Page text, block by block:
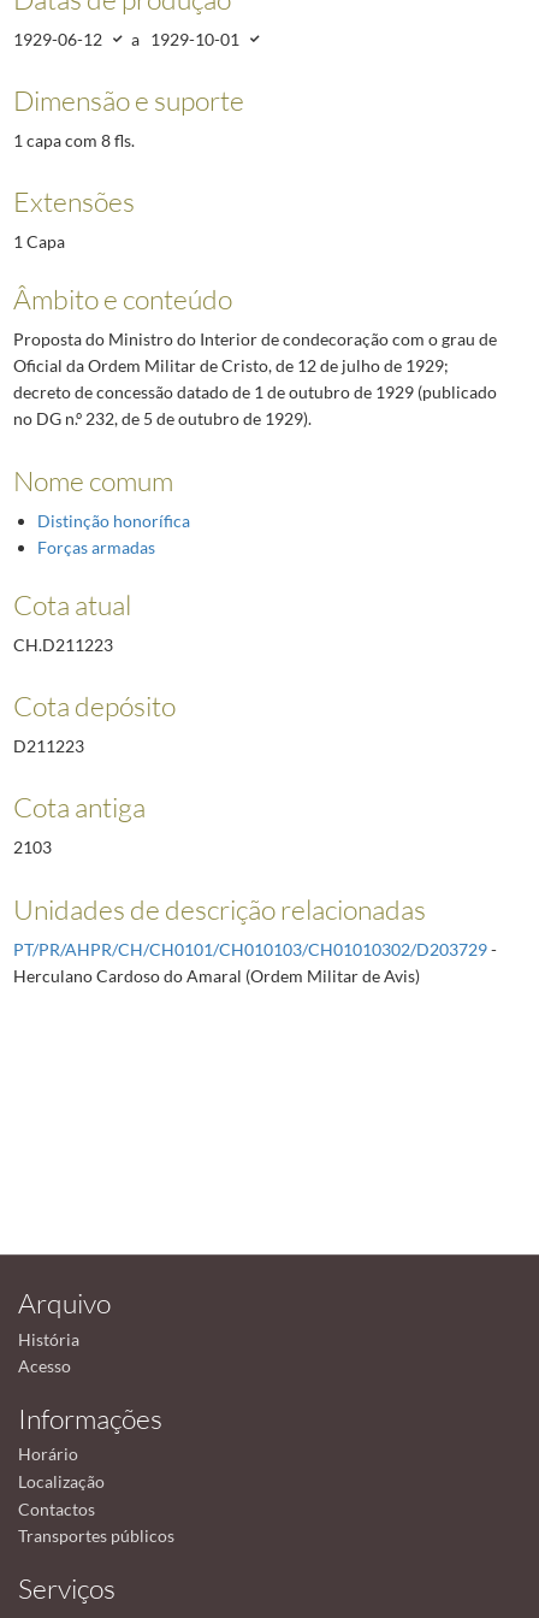
1929-06-12 a 1929-10-01
Dimensão e suporte
1 capa com 8 fls.
Extensões
1 Capa
Âmbito e conteúdo
Proposta do Ministro do Interior de condecoração com o grau de
Oficial da Ordem Militar de Cristo, de 12 de julho de 1929;
decreto de concessão datado de 1 de outubro de 1929 (publicado
no DG n.º 232, de 5 de outubro de 1929).
Nome comum
Distinção honorífica
Forças armadas
Cota atual
CH.D211223
Cota depósito
D211223
Cota antiga
2103
Unidades de descrição relacionadas
PT/PR/AHPR/CH/CH0101/CH010103/CH01010302/D203729-
Herculano Cardoso do Amaral (Ordem Militar de Avis)
Arquivo
História
Acesso
Informações
Horário
Localização
Contactos
Transportes públicos
Serviços